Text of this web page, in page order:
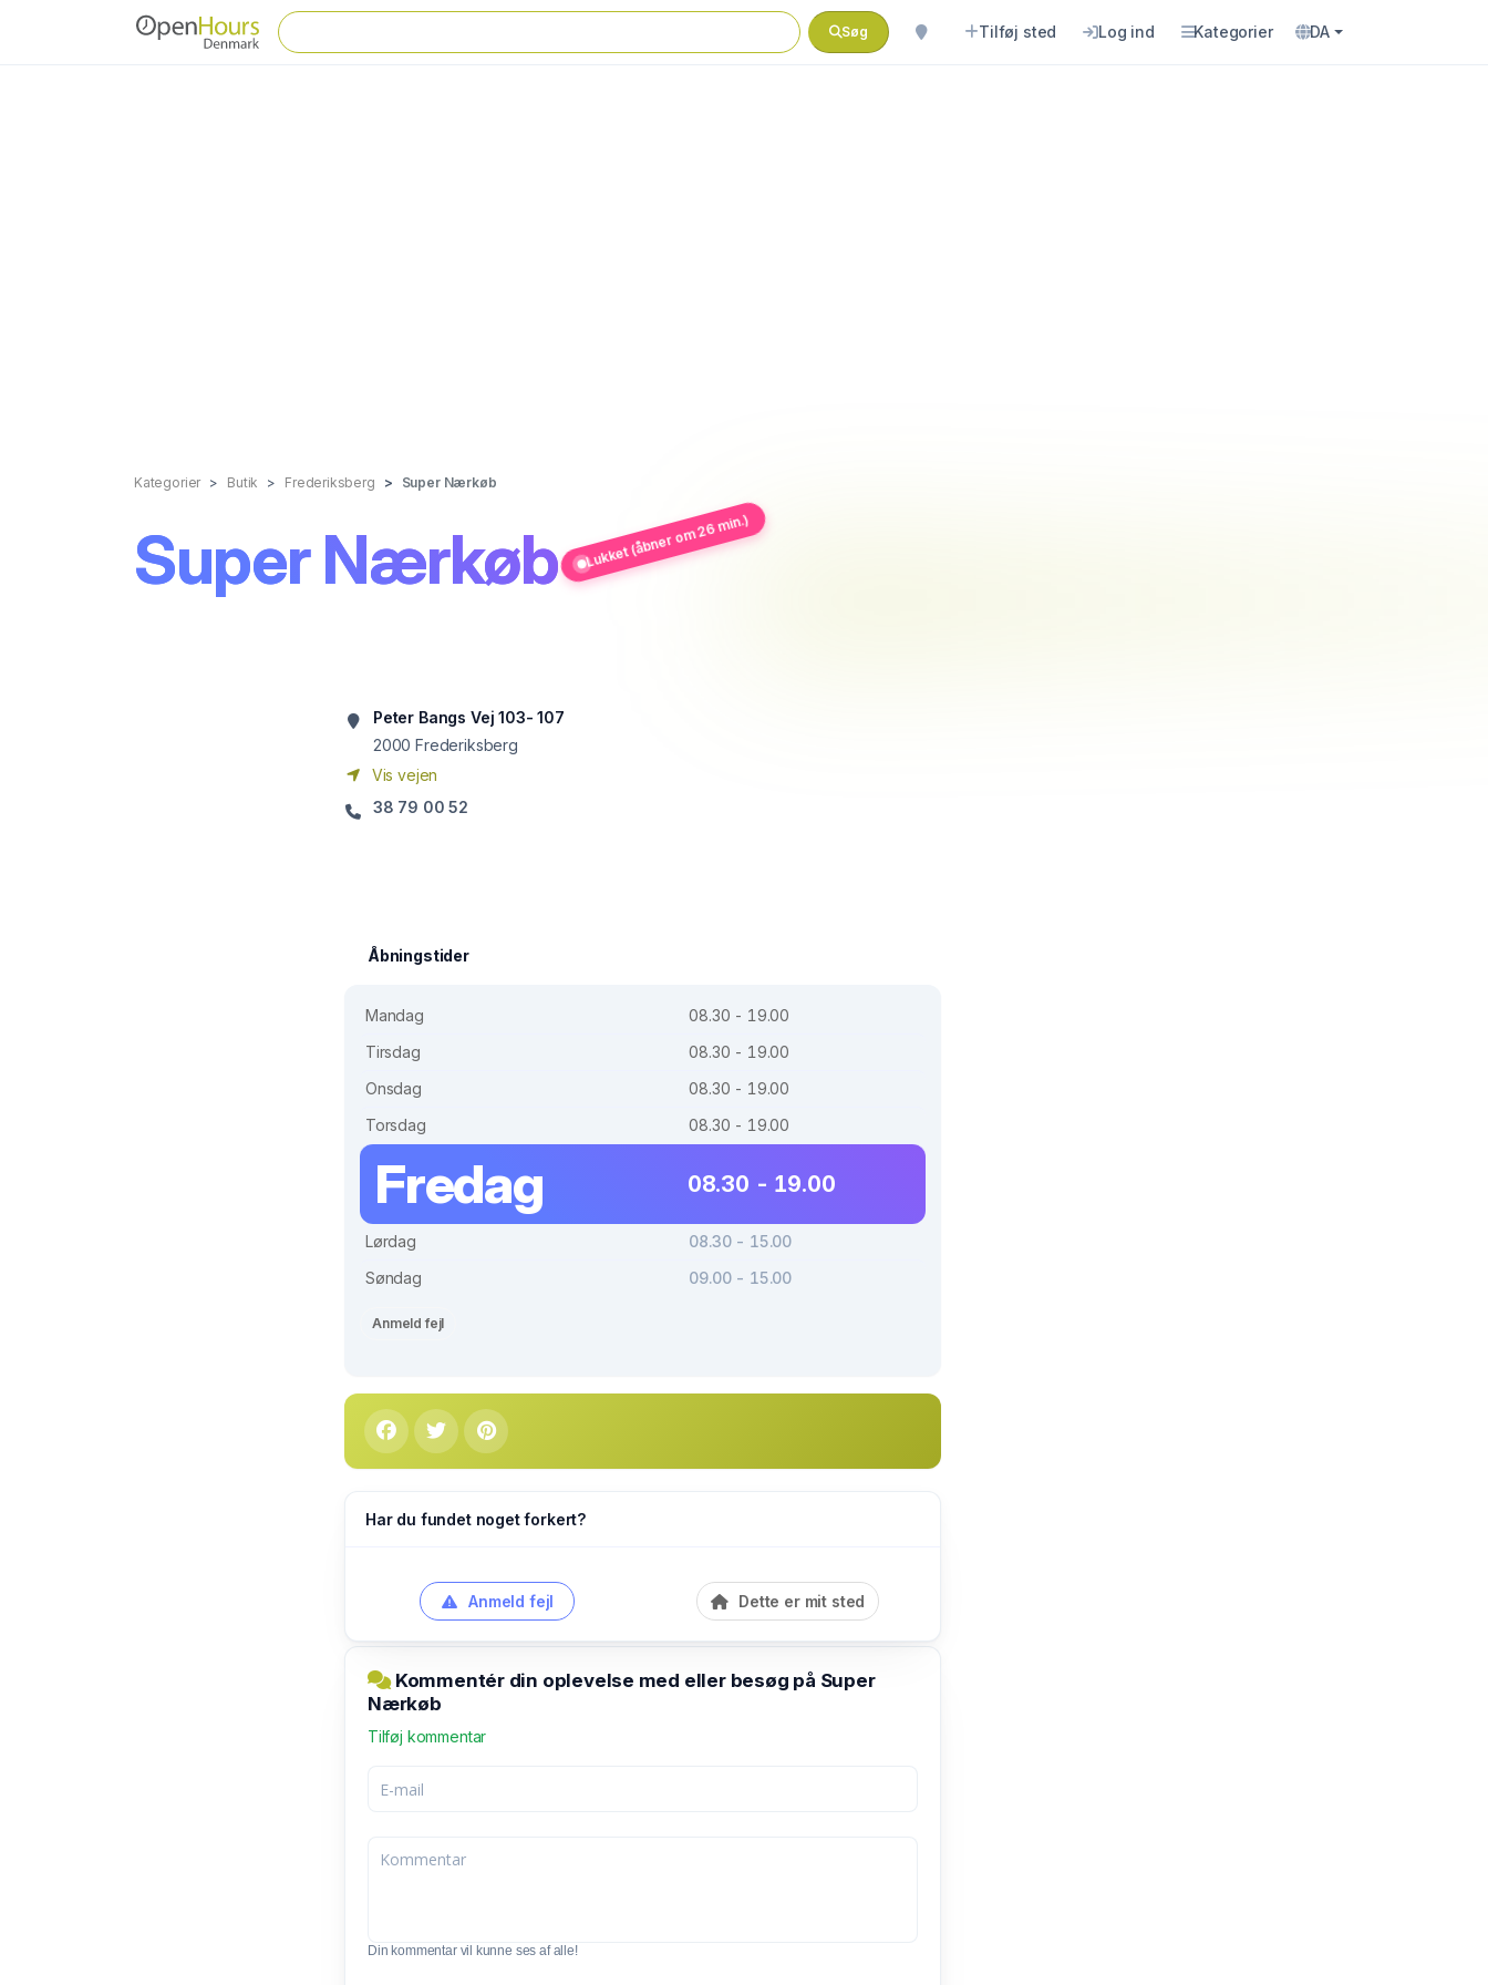
Søg Tilføj sted Log ind Kategorier DA
Kategorier Butik Frederiksberg Super Nærkøb
Super Nærkøb Lukket (åbner om 26 min.)
Peter Bangs Vej 103- 107
2000 Frederiksberg
Vis vejen
38 79 00 52
Åbningstider
Mandag
08.30 - 19.00
Tirsdag
08.30 - 19.00
Onsdag
08.30 - 19.00
Torsdag
08.30 - 19.00
Fredag 08.30 - 19.00
Lørdag
08.30 - 15.00
Søndag
09.00 - 15.00
Anmeld fejl
Har du fundet noget forkert?
Anmeld fejl Dette er mit sted
Kommentér din oplevelse med eller besøg på Super
Nærkøb
Tilføj kommentar
Din kommentar vil kunne ses af alle!